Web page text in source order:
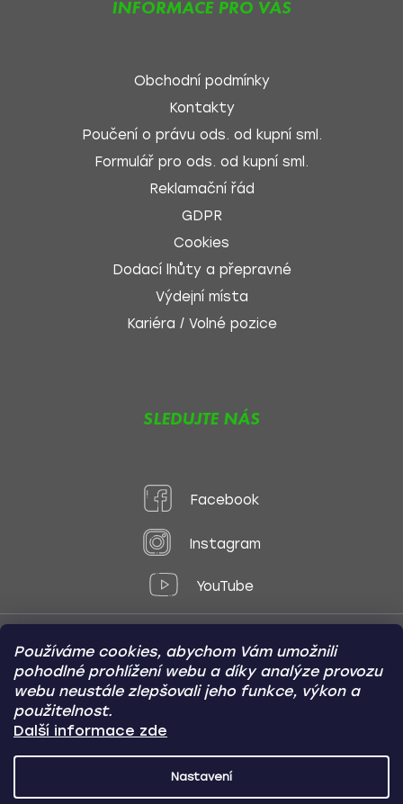
Používáme cookies, abychom Vám umožnili
pohodlné prohlížení webu a díky analýze provozu
webu neustále zlepšovali jeho funkce, výkon a
použitelnost.
Další informace zde
Nastavení
INFORMACE PRO VÁS
Obchodní podmínky
Kontakty
Poučení o právu ods. od kupní sml.
Formulář pro ods. od kupní sml.
Reklamační řád
GDPR
Cookies
Dodací lhůty a přepravné
Výdejní místa
Kariéra / Volné pozice
SLEDUJTE NÁS
Facebook
Instagram
YouTube
Způsoby platby:
Online
Převod
Dobírka